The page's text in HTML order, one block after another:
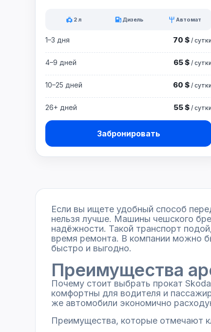
2 л Дизель Автомат
1–3 дня 70 $ / сутки
4–9 дней 65 $ / сутки
10–25 дней 60 $ / сутки
26+ дней 55 $ / сутки
Забронировать
Если вы ищете удобный способ
нельзя лучше. Машины чешского
надёжности. Такой транспорт
время ремонта. В компании можно
быстро и выгодно.
Преимущества
Почему стоит выбрать прокат
комфортны для водителя и
же автомобили экономично
Преимущества, которые отмечают